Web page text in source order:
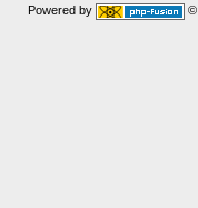
Powered by ©